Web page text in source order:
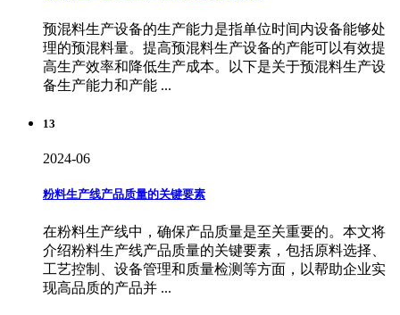
预混料生产设备的生产能力是指单位时间内设备能够处
理的预混料量。提高预混料生产设备的产能可以有效提
高生产效率和降低生产成本。以下是关于预混料生产设
备生产能力和产能 ...
13
2024-06
粉料生产线产品质量的关键要素
在粉料生产线中，确保产品质量是至关重要的。本文将
介绍粉料生产线产品质量的关键要素，包括原料选择、
工艺控制、设备管理和质量检测等方面，以帮助企业实
现高品质的产品并 ...